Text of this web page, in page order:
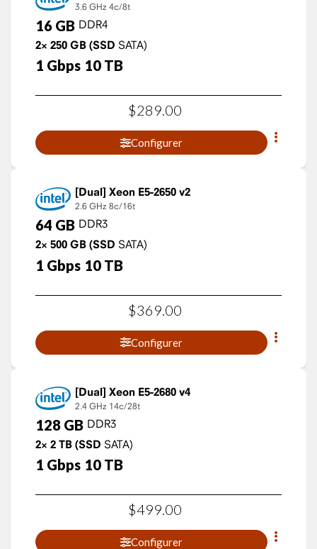
3.6 GHz 4c/8t
16 GB DDR4
2× 250 GB (SSD SATA)
1 Gbps 10 TB
$289.00
Configurer
Xeon E5-2650 v2
2.6 GHz 8c/16t
64 GB DDR3
2× 500 GB (SSD SATA)
1 Gbps 10 TB
$369 00
Configurer
Xeon E5-2680 v4
2.4 GHz 14c/28t
128 GB DDR3
2× 2 TB (SSD SATA)
1 Gbps 10 TB
$499.00
Configurer